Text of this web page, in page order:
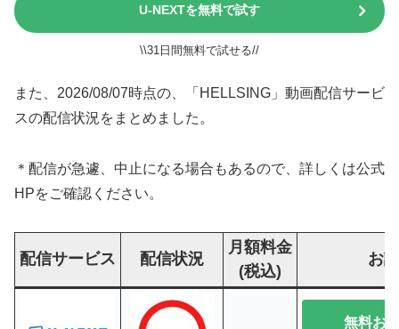
U-NEXTを無料で試す
\\31日間無料で試せる//
また、2026/08/07時点の、「HELLSING」動画配信サービ
スの配信状況をまとめました。
＊配信が急遽、中止になる場合もあるので、詳しくは公式
HPをご確認ください。
配信サービス 配信状況
月額料金
(税込)
お
無料お